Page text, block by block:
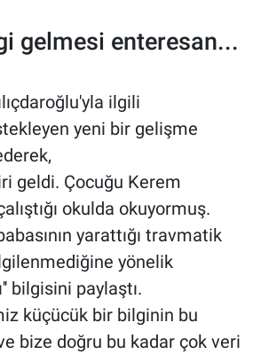
gelmesi enteresan...
ilgili
yeni bir gelişme
geldi. Çocuğu Kerem
okulda okuyormuş.
yarattığı travmatik
yönelik
bilgisini paylaştı.
küçücük bir bilginin bu
bize doğru bu kadar çok veri